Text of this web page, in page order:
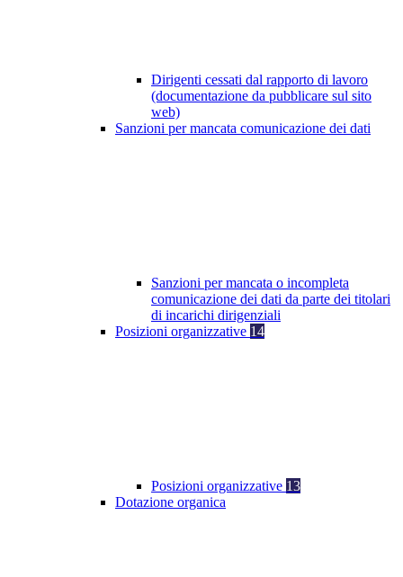
Dirigenti cessati dal rapporto di lavoro
(documentazione da pubblicare sul sito
web)
Sanzioni per mancata comunicazione dei dati
Sanzioni per mancata o incompleta
comunicazione dei dati da parte dei titolari
di incarichi dirigenziali
Posizioni organizzative 14
Posizioni organizzative 13
Dotazione organica